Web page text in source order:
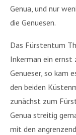
Genua, und nur
die Genuesen.
Das Fürstentum
Inkerman ein ernst
Genueser, so kam
den beiden
zunächst zum
Genua streitig
mit den